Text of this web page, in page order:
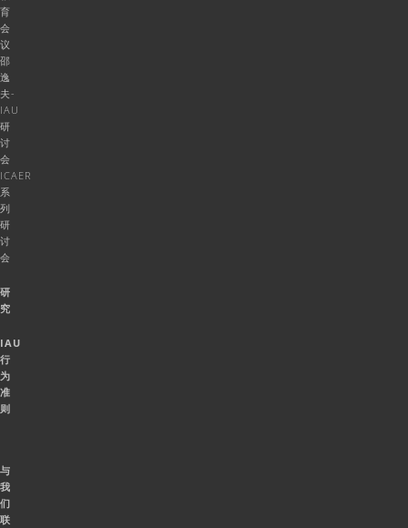
育
会
议
邵
逸
夫-
IAU
研
讨
会
ICAER
系
列
研
讨
会
研
究
IAU
行
为
准
则
与
我
们
联